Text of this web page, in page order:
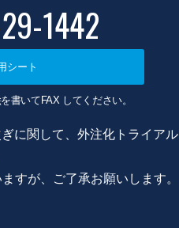
1442
シート
書いてFAX してください。
に関して、外注化トライアル
すが、ご了承お願いします。